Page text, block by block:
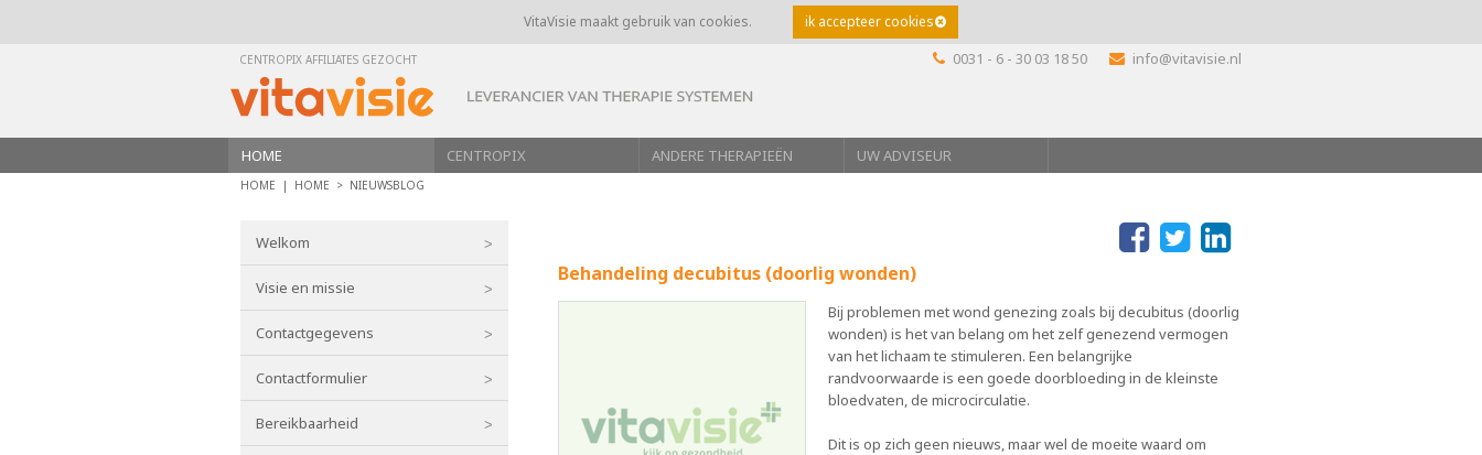
VitaVisie maakt gebruik van cookies. ik accepteer cookies
CENTROPIX AFFILIATES GEZOCHT 0031 - 6 - 30 03 18 50 info@vitavisie.nl
HOME CENTROPIX ANDERE THERAPIEËN UW ADVISEUR
HOME | HOME > NIEUWSBLOG
Welkom
Visie en missie
Contactgegevens
Contactformulier
Bereikbaarheid
Behandeling decubitus (doorlig wonden)
Bij problemen met wond genezing zoals bij decubitus (doorlig
wonden) is het van belang om het zelf genezend vermogen
van het lichaam te stimuleren. Een belangrijke
randvoorwaarde is een goede doorbloeding in de kleinste
bloedvaten, de microcirculatie.
Dit is op zich geen nieuws, maar wel de moeite waard om